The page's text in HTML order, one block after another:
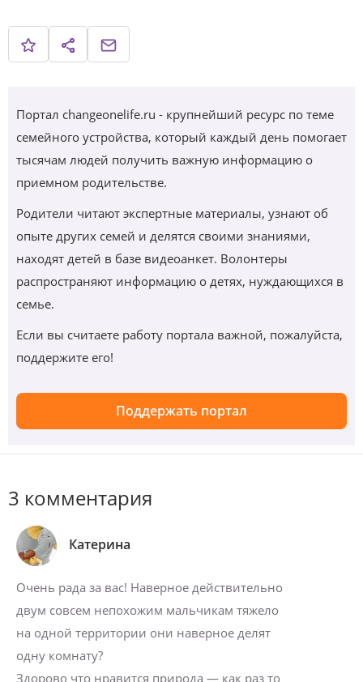
Портал changeonelife.ru - крупнейший ресурс по теме
семейного устройства, который каждый день помогает
тысячам людей получить важную информацию о
приемном родительстве.
Родители читают экспертные материалы, узнают об
опыте других семей и делятся своими знаниями,
находят детей в базе видеоанкет. Волонтеры
распространяют информацию о детях, нуждающихся в
семье.
Если вы считаете работу портала важной, пожалуйста,
поддержите его!
Поддержать портал
3 комментария
Катерина
Очень рада за вас! Наверное действительно
двум совсем непохожим мальчикам тяжело
на одной территории они наверное делят
одну комнату?
Здорово что нравится природа — как раз то